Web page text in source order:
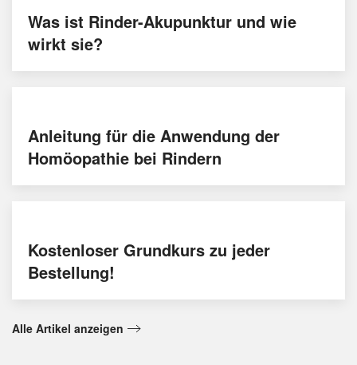
Was ist Rinder-Akupunktur und wie
wirkt sie?
Anleitung für die Anwendung der
Homöopathie bei Rindern
Kostenloser Grundkurs zu jeder
Bestellung!
Alle Artikel anzeigen